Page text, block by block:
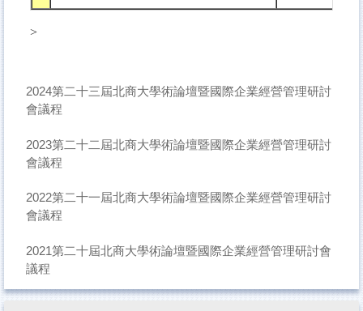
>
2024第二十三屆北商大學術論壇暨國際企業經營管理研討
會議程
2023第二十二屆北商大學術論壇暨國際企業經營管理研討
會議程
2022第二十一屆北商大學術論壇暨國際企業經營管理研討
會議程
2021第二十屆北商大學術論壇暨國際企業經營管理研討會
議程